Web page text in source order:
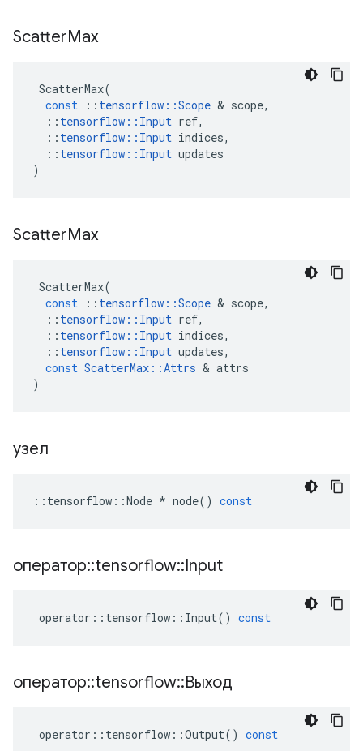
ScatterMax
ScatterMax(
const
:: tensorflow ::Scope & scope,
:: tensorflow :: Input ref,
:: tensorflow :: Input indices,
:: tensorflow :: Input updates
)
ScatterMax
ScatterMax(
const
:: tensorflow ::Scope & scope,
:: tensorflow :: Input ref,
:: tensorflow :: Input indices,
:: tensorflow :: Input updates,
const ScatterMax ::Attrs & attrs
)
узел
:: tensorflow ::Node * node() const
оператор::tensorflow::Input
operator :: tensorflow :: Input() const
оператор::tensorflow::Выход
operator :: tensorflow ::Output() const